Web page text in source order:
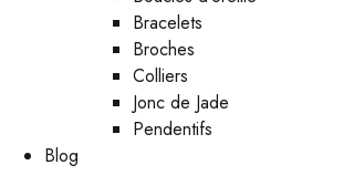
Bracelets
Broches
Colliers
Jonc de Jade
Pendentifs
Blog